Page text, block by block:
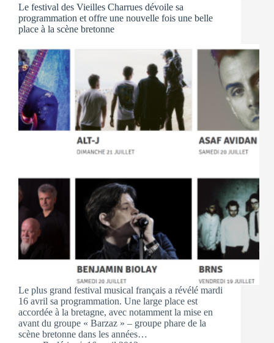
Le festival des Vieilles Charrues dévoile sa
programmation et offre une nouvelle fois une belle
place à la scène bretonne
Le plus grand festival musical français a révélé mardi
16 avril sa programmation. Une large place est
accordée à la bretagne, avec notamment la mise en
avant du groupe « Barzaz » – groupe phare de la
scène bretonne dans les années…